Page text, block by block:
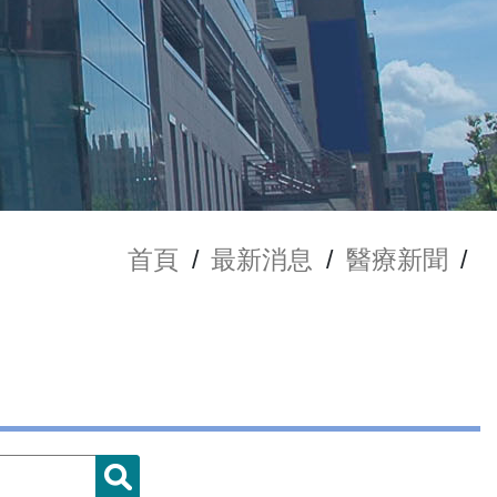
首頁 / 最新消息 / 醫療新聞 /